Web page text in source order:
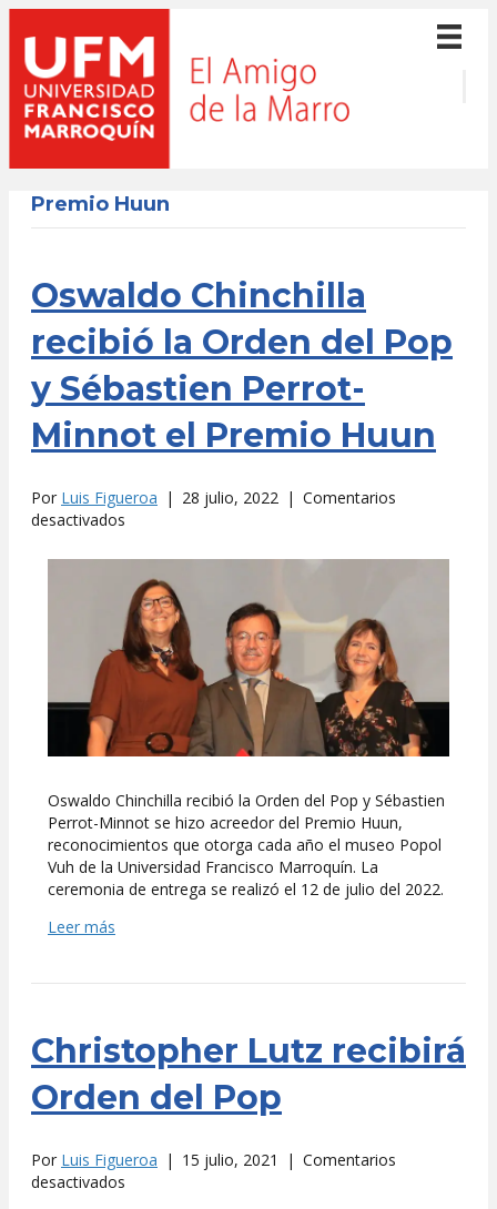
Premio Huun
Oswaldo Chinchilla
recibió la Orden del Pop
y Sébastien Perrot-
Minnot el Premio Huun
Por Luis Figueroa | 28 julio, 2022 | Comentarios
desactivados
Chinchilla
recibió
la
Orden
del
Pop
y
Sébastien
Perrot-
Minnot
Premio
Huun
Oswaldo Chinchilla recibió la Orden del Pop y Sébastien
Perrot-Minnot se hizo acreedor del Premio Huun,
reconocimientos que otorga cada año el museo Popol
Vuh de la Universidad Francisco Marroquín. La
ceremonia de entrega se realizó el 12 de julio del 2022.
Leer más
Christopher Lutz recibirá
Orden del Pop
Por Luis Figueroa | 15 julio, 2021 | Comentarios
desactivados